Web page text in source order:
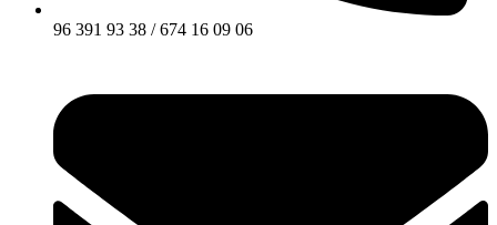
96 391 93 38 / 674 16 09 06